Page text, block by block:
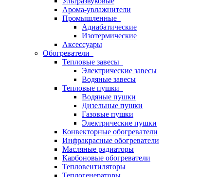
Арома-увлажнители
Промышленныe
Адиабатические
Изотермические
Аксессуары
Обогреватели
Тепловые завесы
Электрические завесы
Водяные завесы
Тепловые пушки
Водяные пушки
Дизельные пушки
Газовые пушки
Электрические пушки
Конвекторные обогреватели
Инфракрасные обогреватели
Масляные радиаторы
Карбоновые обогреватели
Тепловентиляторы
Теплогенераторы